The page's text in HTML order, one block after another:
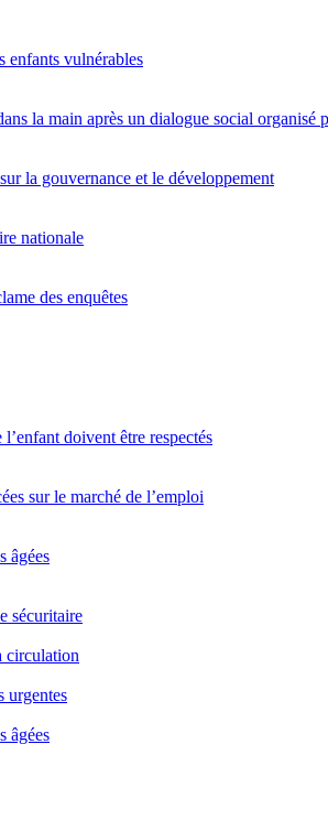
enfants vulnérables
la main après un dialogue social organisé
la gouvernance et le développement
nationale
des enquêtes
doivent être respectés
sur le marché de l’emploi
âgées
sécuritaire
circulation
urgentes
âgées